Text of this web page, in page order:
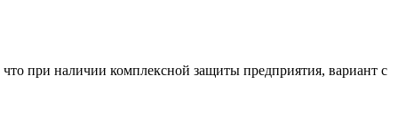
при наличии комплексной защиты предприятия, вариант с